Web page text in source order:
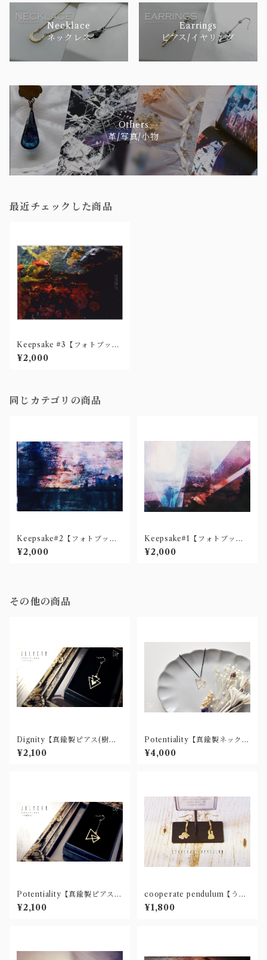
Necklace
ネックレス
Earrings
ピアス/イヤリング
Others
革/写真/小物
最近チェックした商品
Keepsake #3【フォトブッ
ク】
¥2,000
同じカテゴリの商品
Keepsake#2【フォトブッ
ク】
¥2,000
Keepsake#1【フォトブッ
ク】
¥2,000
その他の商品
Dignity【真鍮製ピアス(樹脂
ノンホール・チタン有)】
¥2,100
Potentiality【真鍮製ネックレ
ス】
¥4,000
Potentiality【真鍮製ピアス
(樹脂ノンホール・チタン有)】
¥2,100
cooperate pendulum【うさ
ぎとかめピアス(チタン有)】
¥1,800